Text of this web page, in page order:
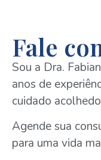
Fale
Sou a Dra.
anos de
cuidado
Agende sua
para uma vida